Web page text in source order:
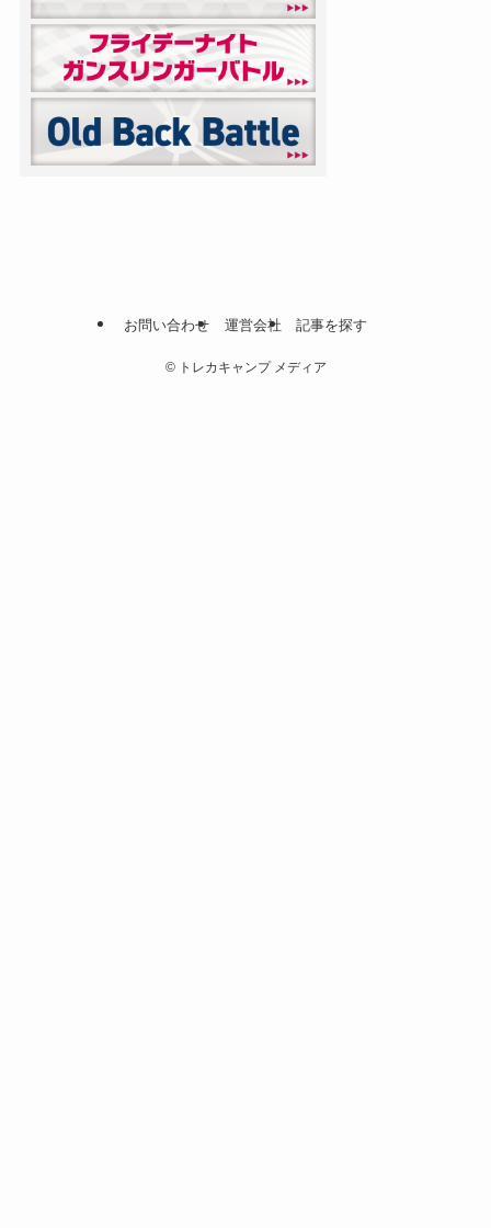
お問い合わせ 運営会社 記事を探す
©トレカキャンプ メディア